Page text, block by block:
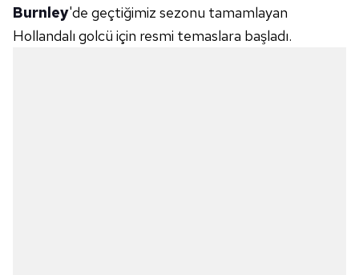
Burnley'de geçtiğimiz sezonu tamamlayan
Hollandalı golcü için resmi temaslara başladı.